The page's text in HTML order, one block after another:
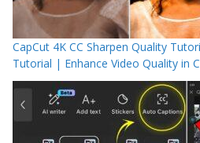
CapCut 4K CC Sharpen Quality
Tutorial | Enhance Video Quality in